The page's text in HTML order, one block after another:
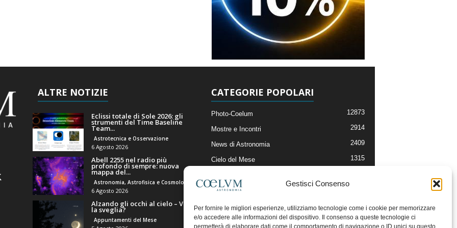
Gestisci Consenso
Per fornire le migliori esperienze, utilizziamo tecnologie come i cookie per memorizzare
e/o accedere alle informazioni del dispositivo. Il consenso a queste tecnologie ci
permetterà di elaborare dati come il comportamento di navigazione o ID unici su questo
ALTRE NOTIZIE
Eclissi totale di Sole 2026: gli
strumenti del Time Baseline
Team...
Astrotecnica e Osservazione
6 Agosto 2026
Abell 2255 nel radio più
profondo di sempre: nuova
mappa del...
Astronomia, Astrofisica e Cosmologia
6 Agosto 2026
Alzando gli occhi al cielo – Vale
la sveglia?
Appuntamenti del Mese
CATEGORIE POPOLARI
Photo-Coelum 12873
Mostre e Incontri 2914
News di Astronomia 2409
Cielo del Mese 1315
Articoli e Risorse On-Line
Il Blog della Redazione